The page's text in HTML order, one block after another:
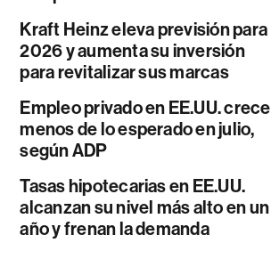
Kraft Heinz eleva previsión para
2026 y aumenta su inversión
para revitalizar sus marcas
Empleo privado en EE.UU. crece
menos de lo esperado en julio,
según ADP
Tasas hipotecarias en EE.UU.
alcanzan su nivel más alto en un
año y frenan la demanda